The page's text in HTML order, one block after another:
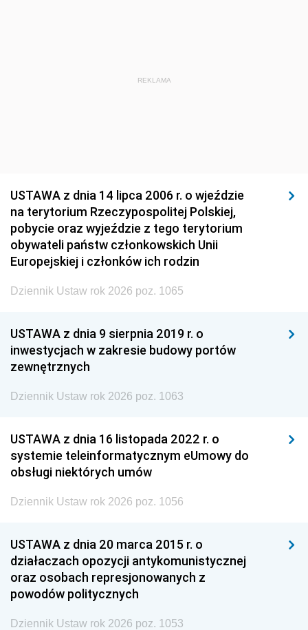
REKLAMA
USTAWA z dnia 14 lipca 2006 r. o wjeździe
na terytorium Rzeczypospolitej Polskiej,
pobycie oraz wyjeździe z tego terytorium
obywateli państw członkowskich Unii
Europejskiej i członków ich rodzin
Dziennik Ustaw rok 2026 poz. 1065
USTAWA z dnia 9 sierpnia 2019 r. o
inwestycjach w zakresie budowy portów
zewnętrznych
Dziennik Ustaw rok 2026 poz. 1063
USTAWA z dnia 16 listopada 2022 r. o
systemie teleinformatycznym eUmowy do
obsługi niektórych umów
Dziennik Ustaw rok 2026 poz. 1056
USTAWA z dnia 20 marca 2015 r. o
działaczach opozycji antykomunistycznej
oraz osobach represjonowanych z
powodów politycznych
Dziennik Ustaw rok 2026 poz. 1053